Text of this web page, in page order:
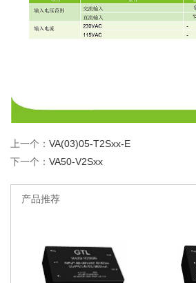
上一个： VA(03)05-T2Sxx-E
下一个： VA50-V2Sxx
产品推荐